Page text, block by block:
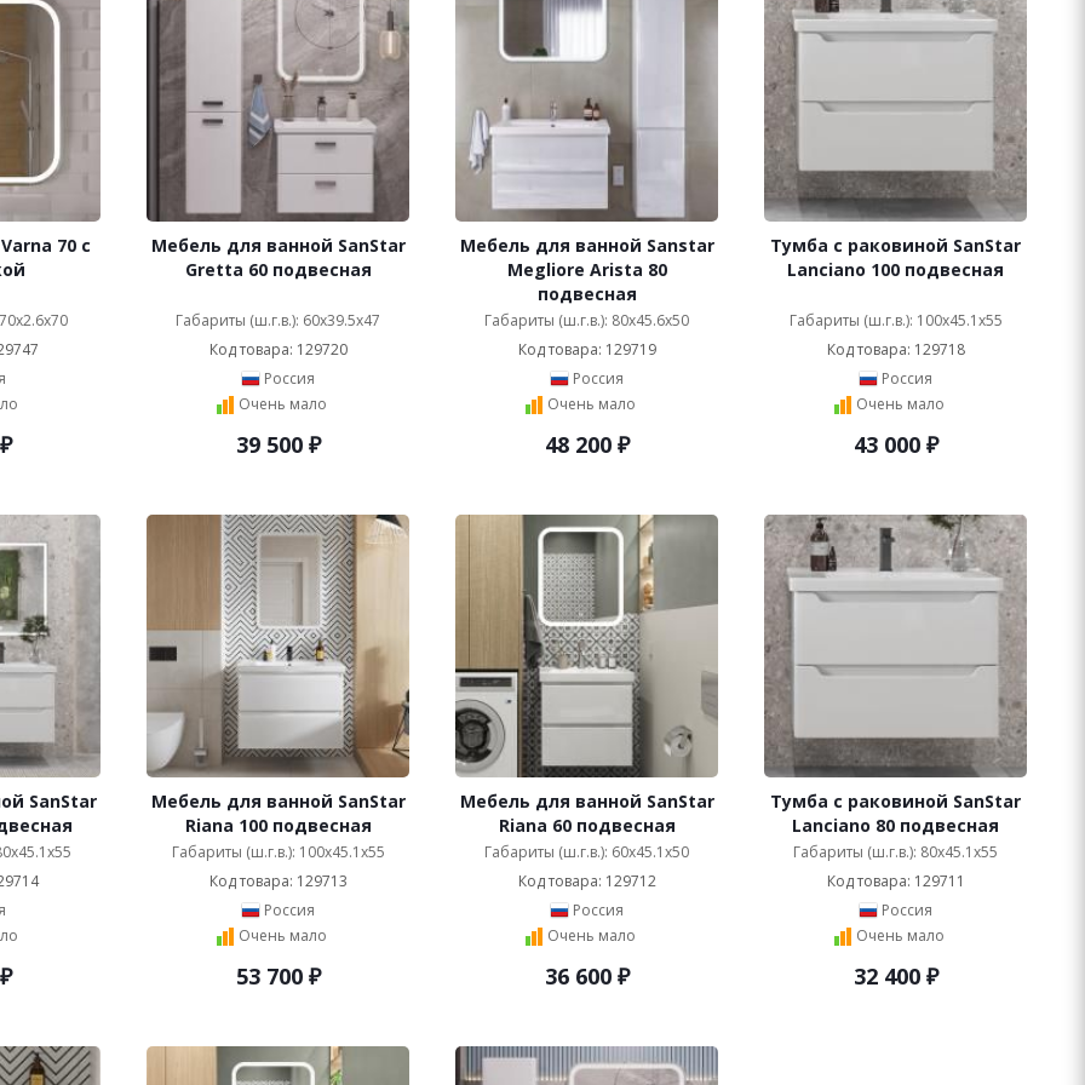
70 с
Мебель для ванной SanStar
Gretta 60 подвесная
Габариты (ш.г.в.): 60x39.5x47
Код товара: 129720
Россия
Очень мало
39 500₽
Мебель для ванной Sanstar
Megliore Arista 80
подвесная
Габариты (ш.г.в.): 80x45.6x50
Код товара: 129719
Россия
Очень мало
48 200₽
Тумба с раковиной SanStar
Lanciano 100 подвесная
Габариты (ш.г.в.): 100x45.1x55
Код товара: 129718
Россия
Очень мало
43 000₽
SanStar
Мебель для ванной SanStar
Riana 100 подвесная
Габариты (ш.г.в.): 100x45.1x55
Код товара: 129713
Россия
Очень мало
53 700₽
Мебель для ванной SanStar
Riana 60 подвесная
Габариты (ш.г.в.): 60x45.1x50
Код товара: 129712
Россия
Очень мало
36 600₽
Тумба с раковиной SanStar
Lanciano 80 подвесная
Габариты (ш.г.в.): 80x45.1x55
Код товара: 129711
Россия
Очень мало
32 400₽